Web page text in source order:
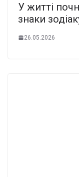
У житті
знаки
26.05.2026